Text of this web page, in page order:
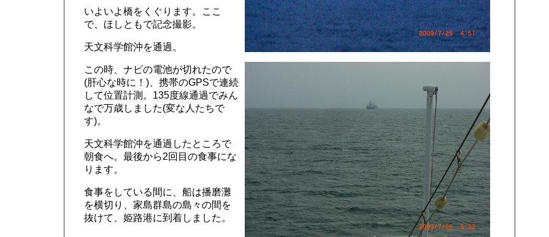
いよいよ橋をくぐります。ここ
で、ほしともで記念撮影。
天文科学館沖を通過。
この時、ナビの電池が切れたので
(肝心な時に！)、携帯のGPSで連続
して位置計測。135度線通過でみん
なで万歳しました(変な人たちで
す)。
天文科学館沖を通過したところで
朝食へ。最後から2回目の食事にな
ります。
食事をしている間に、船は播磨灘
を横切り、家島群島の島々の間を
抜けて、姫路港に到着しました。